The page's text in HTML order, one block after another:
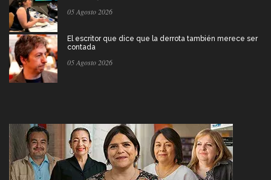
05 Agosto 2026
El escritor que dice que la derrota también merece ser
contada
05 Agosto 2026